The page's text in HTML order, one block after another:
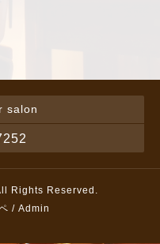
salon
Rights Reserved.
/ Admin